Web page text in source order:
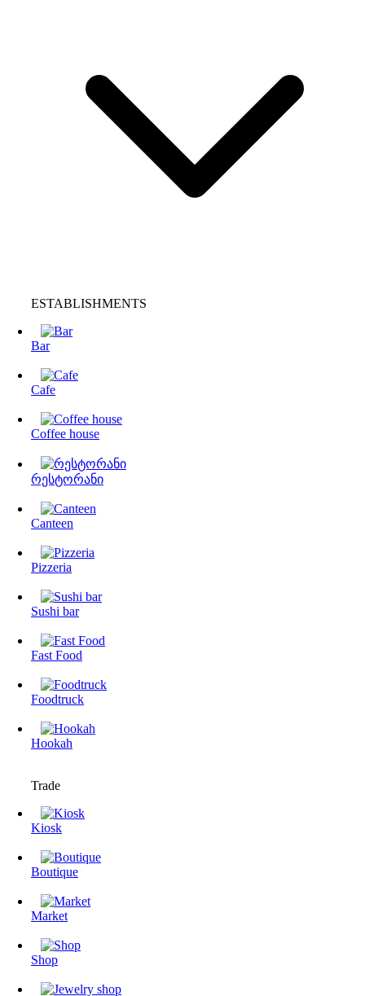
ESTABLISHMENTS
Bar
Cafe
Coffee house
რესტორანი
Canteen
Pizzeria
Sushi bar
Fast Food
Foodtruck
Hookah
Trade
Kiosk
Boutique
Market
Shop